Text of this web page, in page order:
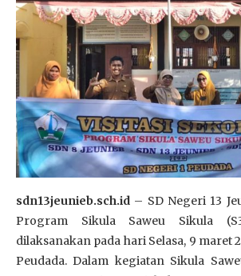
sdn13jeunieb.sch.id – SD Negeri 13
Program Sikula Saweu Sikula
dilaksanakan pada hari Selasa, 9 maret
Peudada. Dalam kegiatan Sikula